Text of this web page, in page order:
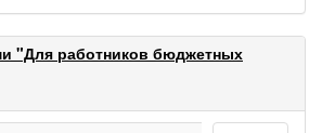
"Для работников бюджетных